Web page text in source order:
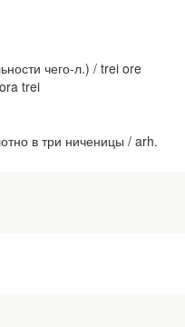
чего-л.) / trei ore
trei
в три ниченицы / arh.